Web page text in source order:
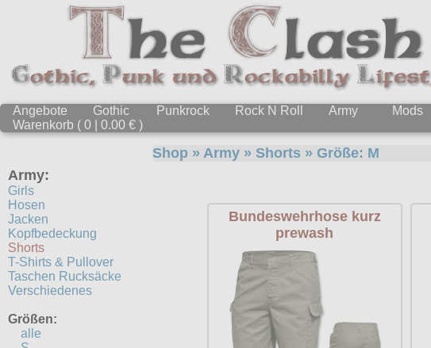
Angebote Gothic Punkrock Rock N Roll Army Mods
Warenkorb ( 0 | 0.00 € )
Army:
Girls
Hosen
Jacken
Kopfbedeckung
Shorts
T-Shirts & Pullover
Taschen Rucksäcke
Verschiedenes
Größen:
alle
Shop » Army» Shorts » Größe: M
Bundeswehrhose kurz
prewash